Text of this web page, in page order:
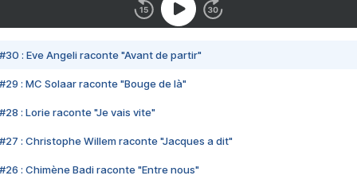
#30 : Eve Angeli raconte "Avant de partir"
#29 : MC Solaar raconte "Bouge de là"
#28 : Lorie raconte "Je vais vite"
#27 : Christophe Willem raconte "Jacques a dit"
#26 : Chimène Badi raconte "Entre nous"